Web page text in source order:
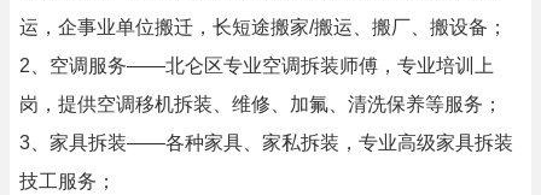
运，企事业单位搬迁，长短途搬家/搬运、搬厂、搬设备；
2、空调服务——北仑区专业空调拆装师傅，专业培训上
岗，提供空调移机拆装、维修、加氟、清洗保养等服务；
3、家具拆装——各种家具、家私拆装，专业高级家具拆装
技工服务；